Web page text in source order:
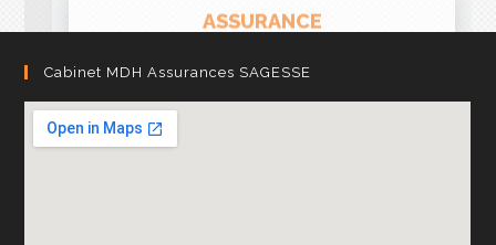
Cabinet MDH Assurances SAGESSE